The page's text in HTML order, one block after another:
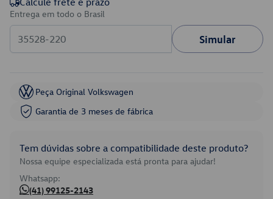
Entrega em todo o Brasil
Simular
Peça Original Volkswagen
Garantia de 3 meses de fábrica
Tem dúvidas sobre a compatibilidade deste produto?
Nossa equipe especializada está pronta para ajudar!
Whatsapp:
(41) 99125-2143